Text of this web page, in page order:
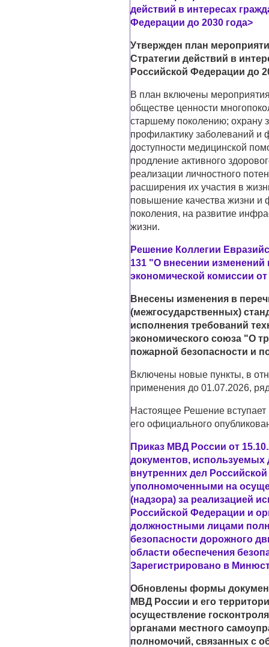
действий в интересах
Федерации до 2030 года>
Утвержден план
Стратегии действий в
Российской Федерации до
В план включены
обществе ценности
старшему поколению; охрану
профилактику заболеваний и
доступности медицинской
продление активного
реализации личностного
расширения их участия в
повышение качества жизни и
поколения, на развитие
жизни.
Решение Коллегии
131 "О внесении
экономической комиссии от
Внесены изменения в
(межгосударственных)
исполнения требований
экономического союза "О
пожарной безопасности и
Включены новые пункты, в
применения до 01.07.2026,
Настоящее Решение вступает
его официального
Приказ МВД России от
документов,
внутренних дел
уполномоченными на
(надзора) за реализацией
Российской Федерации и
должностными лицами
безопасности дорожного
области обеспечения
Зарегистрировано в
Обновлены формы
МВД России и его
осуществление
органами местного
полномочий, связанных с